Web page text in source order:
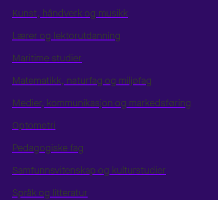
Kunst, håndverk og musikk
Lærer og lektorutdanning
Maritime studier
Matematikk, naturfag og miljøfag
Medier, kommunikasjon og markedsføring
Optometri
Pedagogiske fag
Samfunnsvitenskap og kulturstudier
Språk og litteratur